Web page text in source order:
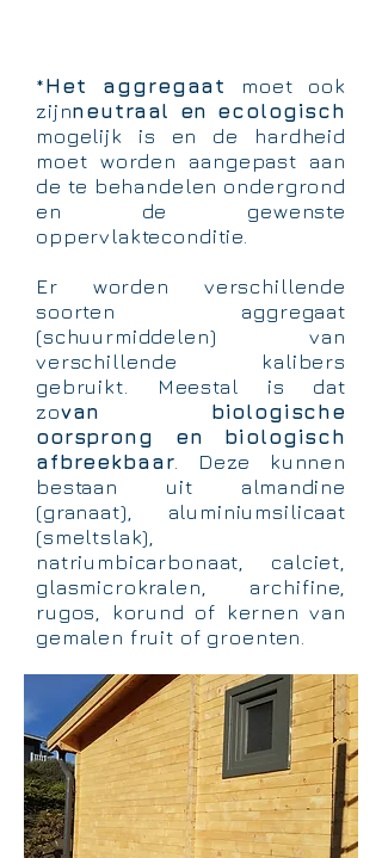
*Het aggregaat
moet ook
zijnneutraal en ecologisch
mogelijk is en de hardheid
moet worden aangepast aan
de te behandelen ondergrond
en de gewenste
oppervlakteconditie.
Er worden verschillende
soorten aggregaat
(schuurmiddelen) van
verschillende kalibers
gebruikt. Meestal is dat
zovan biologische
oorsprong en biologisch
afbreekbaar. Deze kunnen
bestaan uit almandine
(granaat), aluminiumsilicaat
(smeltslak),
natriumbicarbonaat, calciet,
glasmicrokralen, archifine,
rugos, korund of kernen van
gemalen fruit of groenten.